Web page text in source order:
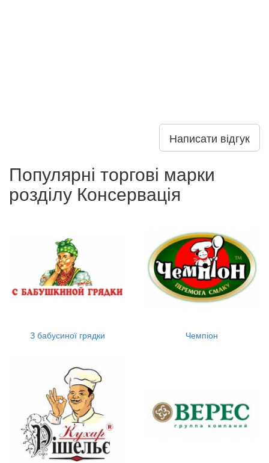
Написати відгук
Популярні торгові марки
розділу Консервація
З бабусиної грядки Чемпіон